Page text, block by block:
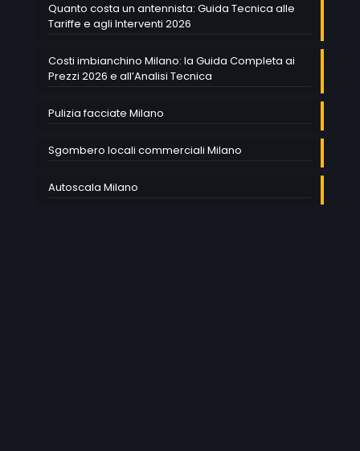
Quanto costa un antennista: Guida Tecnica alle
Tariffe e agli Interventi 2026
Costi imbianchino Milano: la Guida Completa ai
Prezzi 2026 e all’Analisi Tecnica
Pulizia facciate Milano
Sgombero locali commerciali Milano
Autoscala Milano